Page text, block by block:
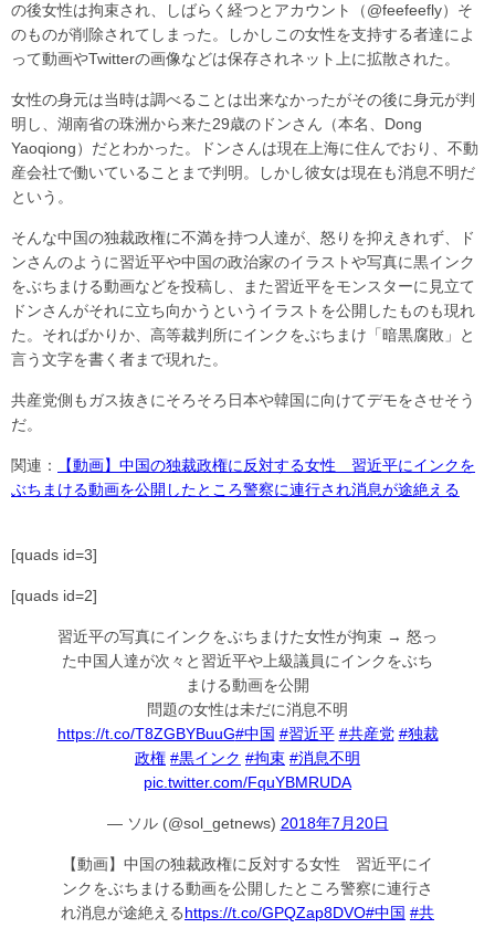
の後女性は拘束され、しばらく経つとアカウント（@feefeefly）そ
のものが削除されてしまった。しかしこの女性を支持する者達によ
って動画やTwitterの画像などは保存されネット上に拡散された。
女性の身元は当時は調べることは出来なかったがその後に身元が判
明し、湖南省の珠洲から来た29歳のドンさん（本名、Dong
Yaoqiong）だとわかった。ドンさんは現在上海に住んでおり、不動
産会社で働いていることまで判明。しかし彼女は現在も消息不明だ
という。
そんな中国の独裁政権に不満を持つ人達が、怒りを抑えきれず、ド
ンさんのように習近平や中国の政治家のイラストや写真に黒インク
をぶちまける動画などを投稿し、また習近平をモンスターに見立て
ドンさんがそれに立ち向かうというイラストを公開したものも現れ
た。そればかりか、高等裁判所にインクをぶちまけ「暗黒腐敗」と
言う文字を書く者まで現れた。
共産党側もガス抜きにそろそろ日本や韓国に向けてデモをさせそう
だ。
関連：
【動画】中国の独裁政権に反対する女性 習近平にインクを
ぶちまける動画を公開したところ警察に連行され消息が途絶える
[quads id=3]
[quads id=2]
習近平の写真にインクをぶちまけた女性が拘束 → 怒っ
た中国人達が次々と習近平や上級議員にインクをぶち
まける動画を公開
問題の女性は未だに消息不明
https://t.co/T8ZGBYBuuG#中国 #習近平 #共産党 #独裁
政権 #黒インク #拘束 #消息不明
pic.twitter.com/FquYBMRUDA
— ソル (@sol_getnews) 2018年7月20日
【動画】中国の独裁政権に反対する女性 習近平にイ
ンクをぶちまける動画を公開したところ警察に連行さ
れ消息が途絶えるhttps://t.co/GPQZap8DVO#中国 #共